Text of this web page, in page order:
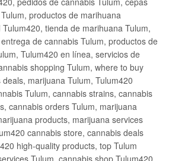
productos de marihuana
tienda de marihuana Tulum,
de cannabis Tulum, productos de
Tulum420 en línea, servicios de
shopping Tulum, where to buy
marijuana Tulum, Tulum420
Tulum, cannabis strains, cannabis
cannabis orders Tulum, marijuana
products, marijuana services
cannabis store, cannabis deals
high-quality products, top Tulum